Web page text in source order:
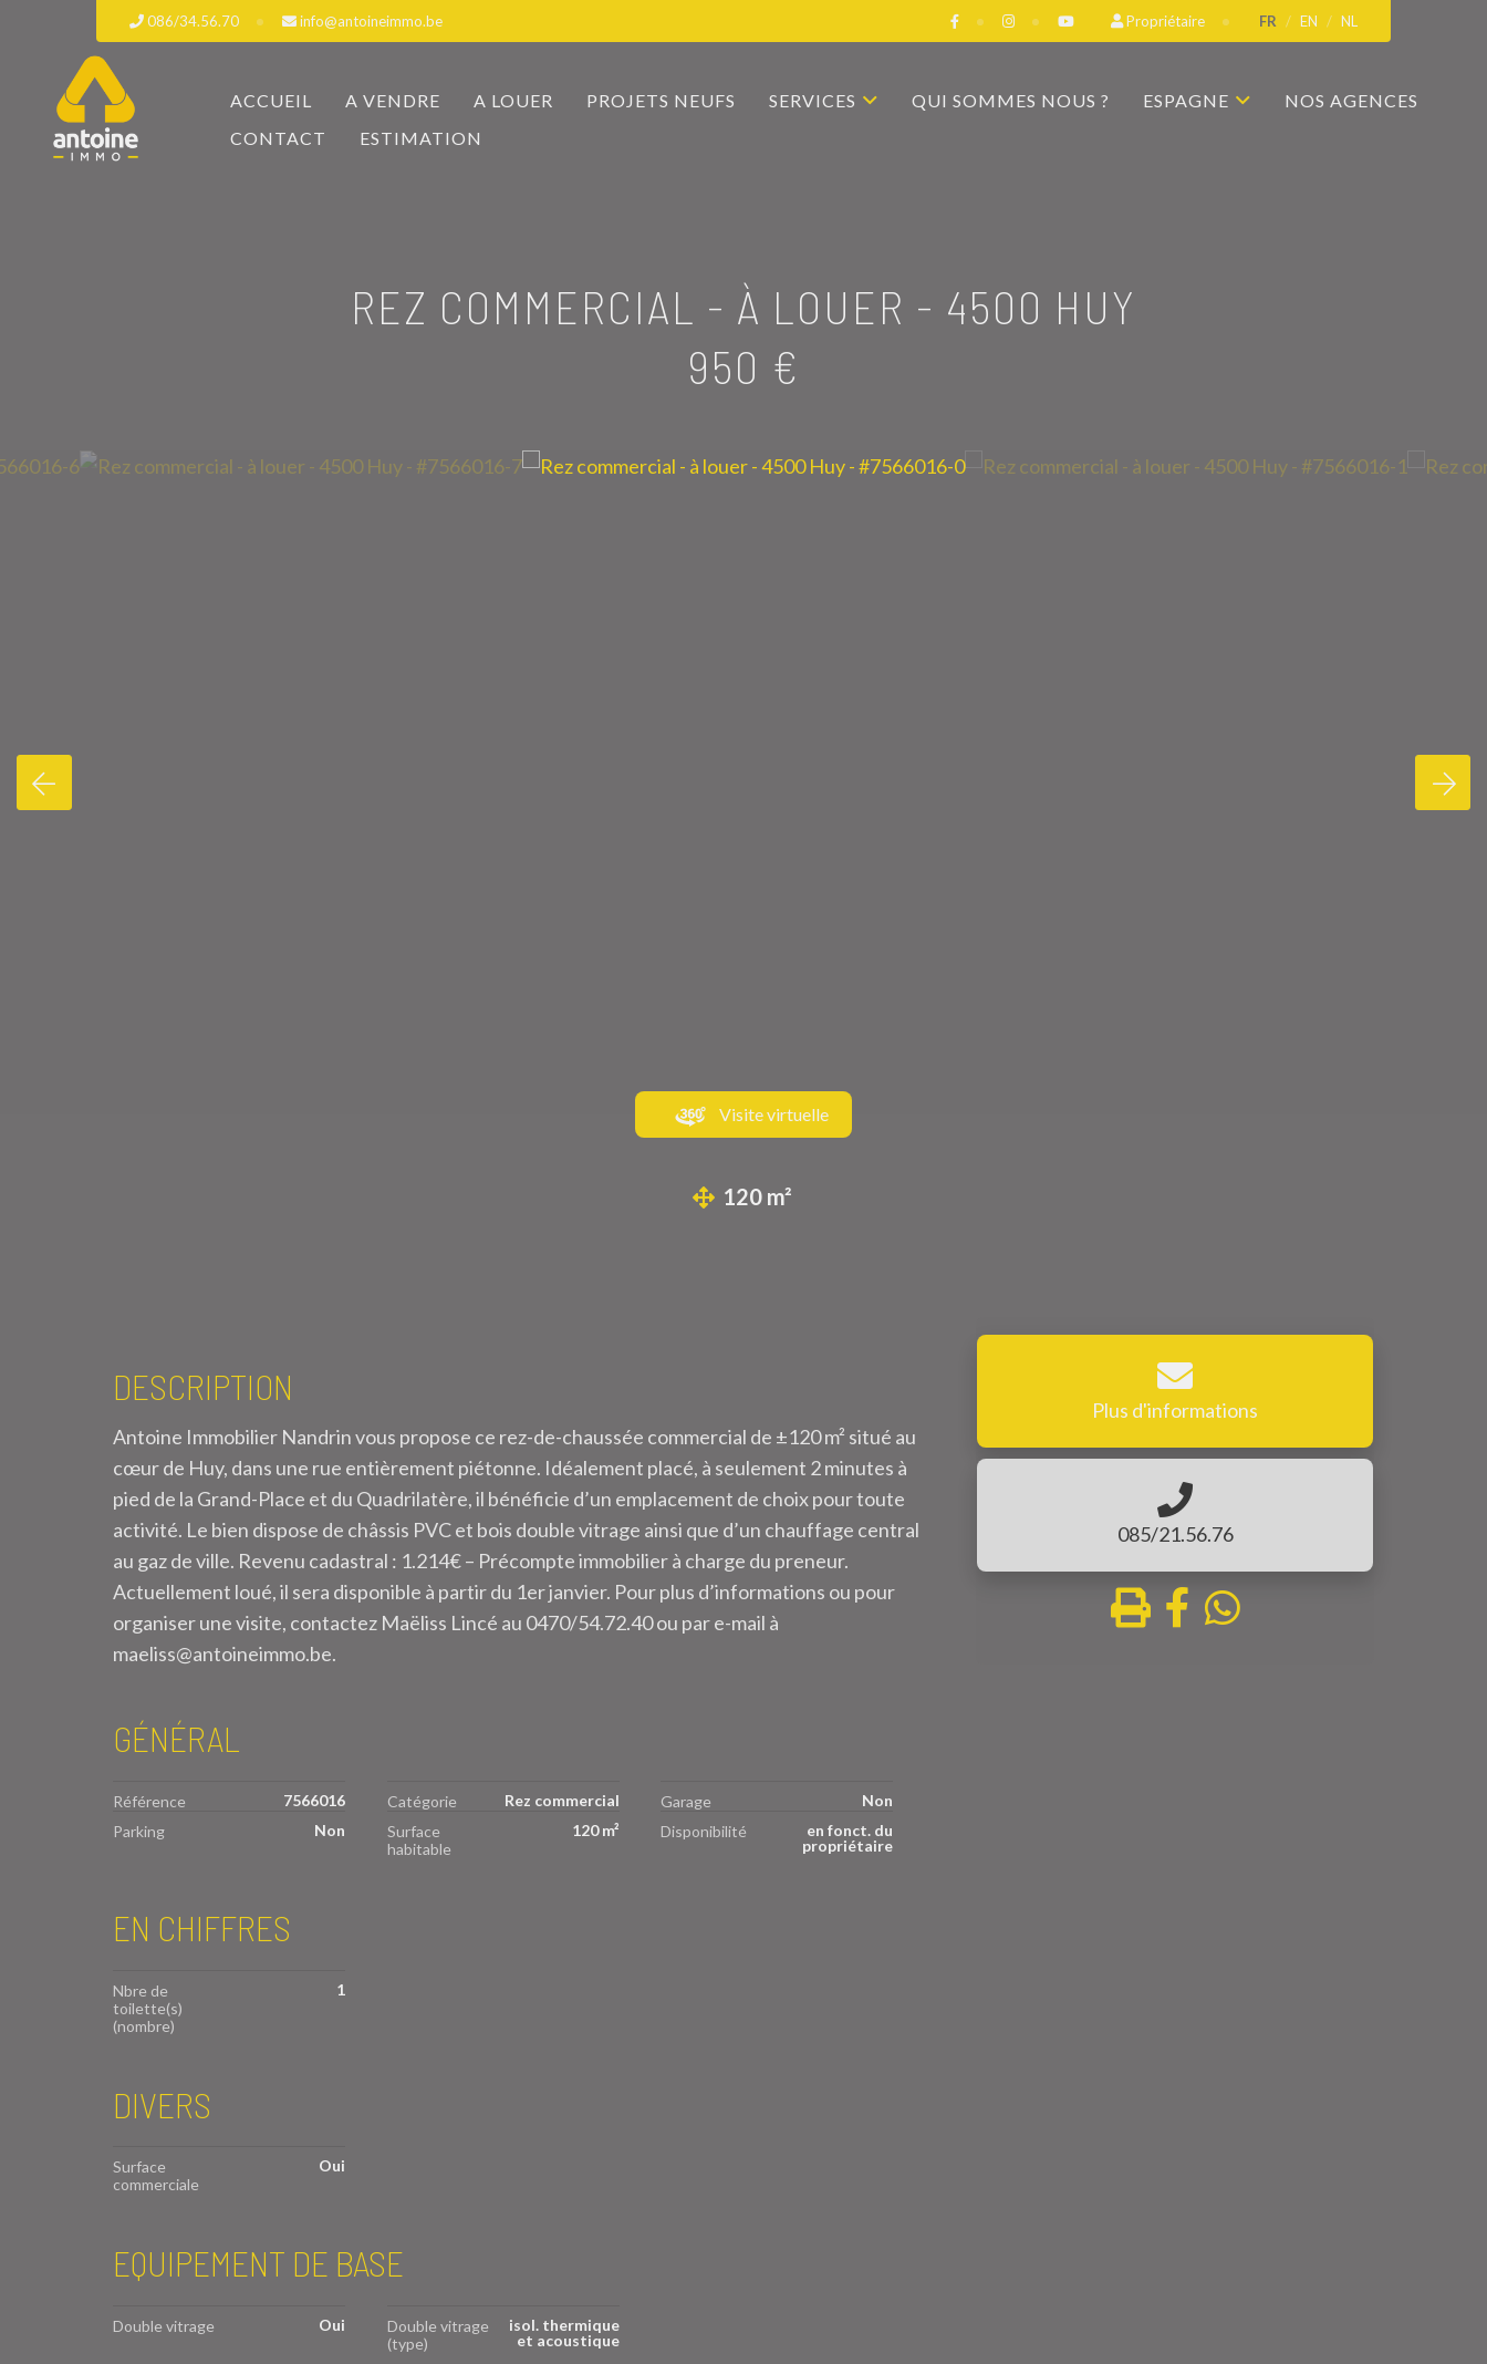
086/34.56.70 info@antoineimmo.be Propriétaire FR EN NL
ACCUEIL A VENDRE A LOUER PROJETS NEUFS SERVICES QUI SOMMES NOUS ? ESPAGNE
NOS AGENCES
CONTACT
ESTIMATION
REZ COMMERCIAL - À LOUER - 4500 HUY
950 €
Visite virtuelle
120 m²
DESCRIPTION
Antoine Immobilier Nandrin vous propose ce rez-de-chaussée commercial de ±120 m² situé au
cœur de Huy, dans une rue entièrement piétonne. Idéalement placé, à seulement 2 minutes à
pied de la Grand-Place et du Quadrilatère, il bénéficie d’un emplacement de choix pour toute
activité. Le bien dispose de châssis PVC et bois double vitrage ainsi que d’un chauffage central
au gaz de ville. Revenu cadastral : 1.214€ – Précompte immobilier à charge du preneur.
Actuellement loué, il sera disponible à partir du 1er janvier. Pour plus d’informations ou pour
organiser une visite, contactez Maëliss Lincé au 0470/54.72.40 ou par e-mail à
maeliss@antoineimmo.be.
GÉNÉRAL
Référence 7566016 Catégorie Rez commercial Garage
Non
Parking
Non
Surface
habitable
120 m² Disponibilité
en fonct. du
propriétaire
EN CHIFFRES
Nbre de
toilette(s)
(nombre)
1
DIVERS
Surface
commerciale
Oui
EQUIPEMENT DE BASE
Double vitrage Oui
Double vitrage
(type)
isol. thermique
et acoustique
Plus d'informations
085/21.56.76